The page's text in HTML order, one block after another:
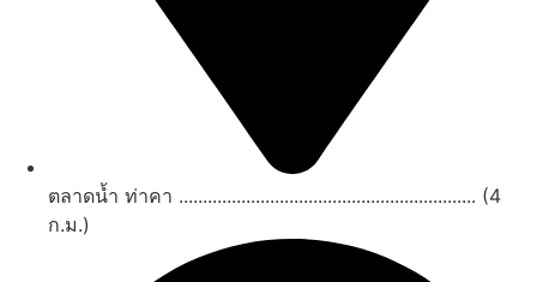
ตลาดน้ำ ท่าคา .............................................................. (4
ก.ม.)